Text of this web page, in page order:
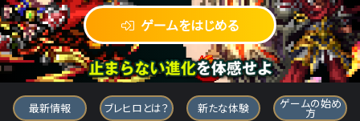
ゲームをはじめる
ブレイブ フロンティア ヒーローズ
最新情報 ブレヒロとは？ 新たな体験 ゲームの始め
方